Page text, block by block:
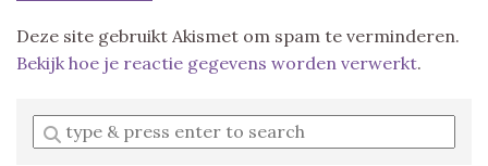
Deze site gebruikt Akismet om spam te verminderen.
Bekijk hoe je reactie gegevens worden verwerkt.
Enter
a